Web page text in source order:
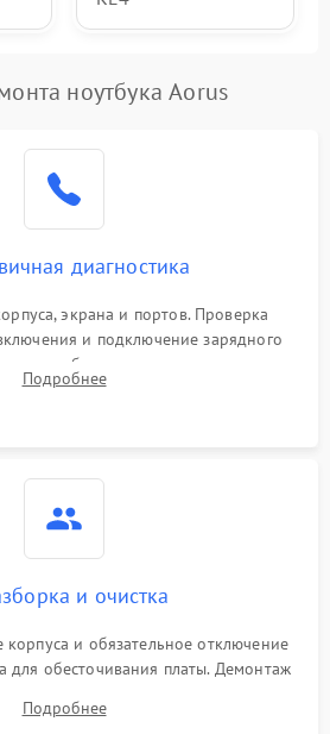
ноутбука Aorus
диагностика
экрана и портов. Проверка
и подключение зарядного
потребления тока с помощью
питания для локализации проблемы.
Подробнее
и очистка
корпуса и обязательное отключение
для обесточивания платы. Демонтаж
с кристаллов чипов.
Подробнее